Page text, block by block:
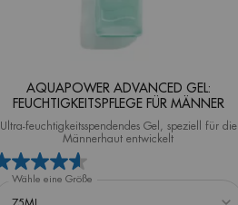
AQUAPOWER ADVANCED GEL:
FEUCHTIGKEITSPFLEGE FÜR MÄNNER
Ultra-feuchtigkeitsspendendes Gel, speziell für die
Männerhaut entwickelt
Wähle eine Größe